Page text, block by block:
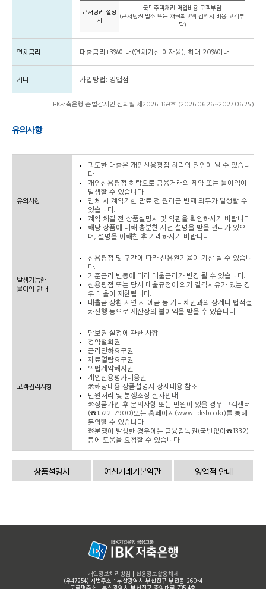
근저당권 설정
시
국민주택채권 매입비용 고객부담
(근저당권 말소 또는 채권최고액 감액시 비용 고객부
담)
연체금리 대출금리+3%이내(연체가산 이자율), 최대 20%이내
기타 가입방법: 영업점
IBK저축은행 준법감시인 심의필 제2026-169호 (2026.06.26.~2027.06.25.)
유의사항
유의사항
과도한 대출은 개인신용평점 하락의 원인이 될 수 있습니
다.
개인신용평점 하락으로 금융거래의 제약 또는 불이익이
발생할 수 있습니다.
연체 시 계약기한 만료 전 원리금 변제 의무가 발생할 수
있습니다.
계약 체결 전 상품설명서 및 약관을 확인하시기 바랍니다.
해당 상품에 대해 충분한 사전 설명을 받을 권리가 있으
며, 설명을 이해한 후 거래하시기 바랍니다.
발생가능한
불이익 안내
신용평점 및 구간에 따라 신용원가율이 가산 될 수 있습니
다.
기준금리 변동에 따라 대출금리가 변경 될 수 있습니다.
신용평점 또는 당사 대출규정에 의거 결격사유가 있는 경
우 대출이 제한됩니다.
대출금 상환 지연 시 예금 등 기타채권과의 상계나 법적절
차진행 등으로 재산상의 불이익을 받을 수 있습니다.
고객권리사항
담보권 설정에 관한 사항
청약철회권
금리인하요구권
자료열람요구권
위법계약해지권
개인신용평가대응권
※해당내용 상품설명서 상세내용 참조
민원처리 및 분쟁조정 절차안내
※상품가입 후 문의사항 또는 민원이 있을 경우 고객센터
(☎1522-7900)또는 홈페이지(www.ibksb.co.kr)를 통해
문의할 수 있습니다.
※분쟁이 발생한 경우에는 금융감독원(국번없이☎1332)
등에 도움을 요청할 수 있습니다.
상품설명서 여신거래기본약관 영업점 안내
개인정보처리방침 | 신용정보활용체제
(우47254) 지번주소 : 부산광역시 부산진구 부전동 260-4